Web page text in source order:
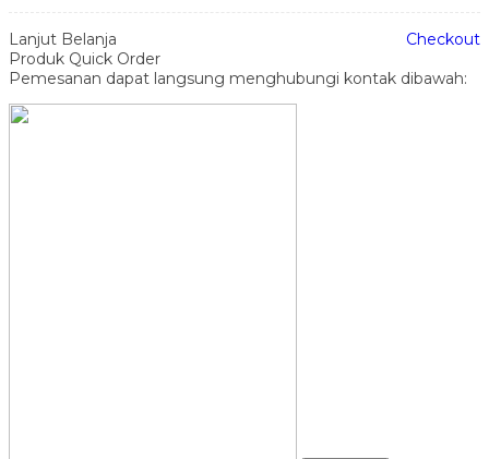
Lanjut Belanja
Checkout
Produk Quick Order
Pemesanan dapat langsung menghubungi kontak dibawah: